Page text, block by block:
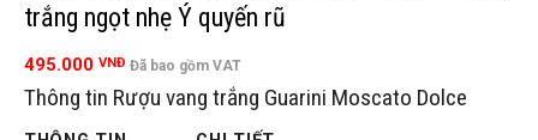
trắng ngọt nhẹ Ý quyến rũ
495.000 VNĐ Đã bao gồm VAT
Thông tin Rượu vang trắng Guarini Moscato Dolce